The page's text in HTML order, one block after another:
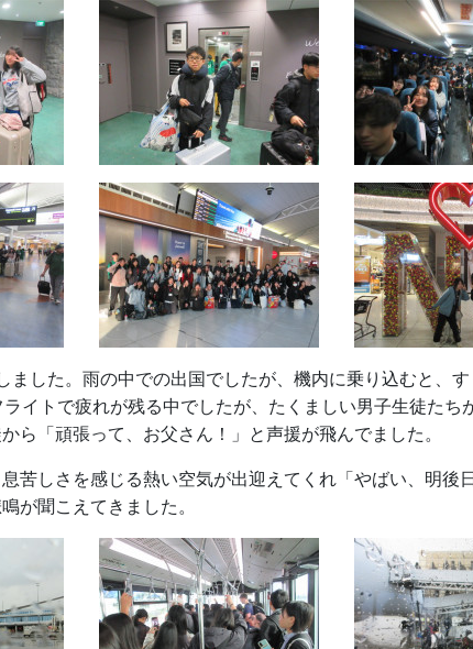
ました。雨の中での出国でしたが、機内に乗り込むと、
イトで疲れが残る中でしたが、たくましい男子生徒たち
ら「頑張って、お父さん！」と声援が飛んでました。
苦しさを感じる熱い空気が出迎えてくれ「やばい、明後
が聞こえてきました。